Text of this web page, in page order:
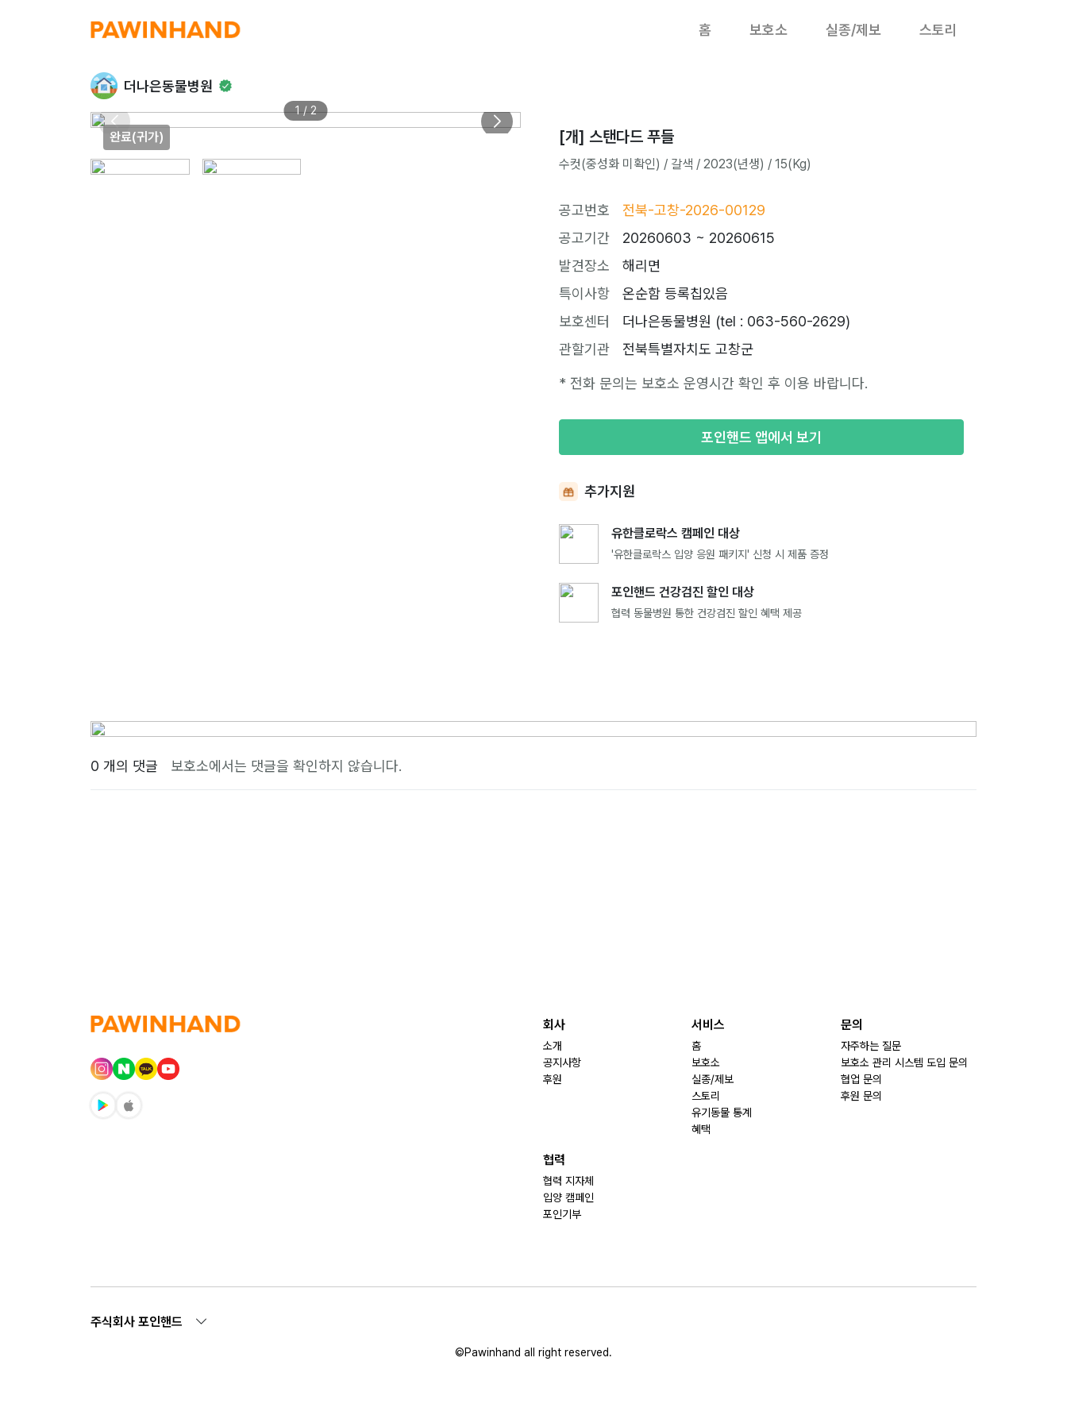
홈 보호소 실종/제보 스토리
더나은동물병원
완료(귀가)
1 / 2
[개] 스탠다드 푸들
수컷(중성화 미확인) / 갈색 / 2023(년생) / 15(Kg)
공고번호
전북-고창-2026-00129
공고기간
20260603 ~ 20260615
발견장소
해리면
특이사항
온순함 등록칩있음
보호센터
더나은동물병원 (tel : 063-560-2629)
관할기관
전북특별자치도 고창군
* 전화 문의는 보호소 운영시간 확인 후 이용 바랍니다.
포인핸드 앱에서 보기
추가지원
유한클로락스 캠페인 대상
'유한클로락스 입양 응원 패키지' 신청 시 제품 증정
포인핸드 건강검진 할인 대상
협력 동물병원 통한 건강검진 할인 혜택 제공
0 개의 댓글 보호소에서는 댓글을 확인하지 않습니다.
회사
소개
공지사항
후원
서비스
홈
보호소
실종/제보
스토리
유기동물 통계
혜택
문의
자주하는 질문
보호소 관리 시스템 도입 문의
협업 문의
후원 문의
협력
협력 지자체
입양 캠페인
포인기부
주식회사 포인핸드
©Pawinhand all right reserved.